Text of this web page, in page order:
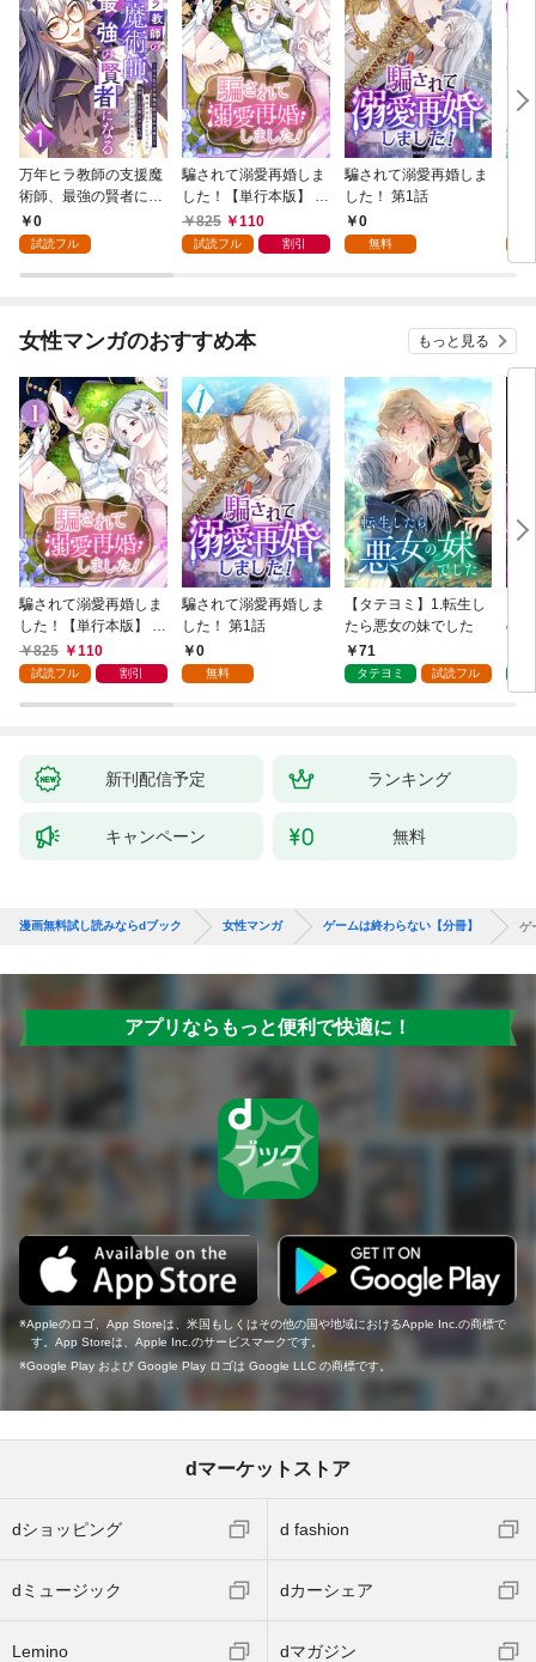
万年ヒラ教師の支援魔
術師、最強の賢者にな
る～不人気の支援魔術
師は給料泥棒だと魔術
が、出世した元教え子
らない件～ 第1話
0
試読フル
騙されて溺愛再婚しま
した！【単行本版】 1
巻825 110
試読フル 割引
騙されて溺愛再婚しま
した！ 第1話
0
無料
女性マンガのおすすめ本 もっと見る
騙されて溺愛再婚しま
した！【単行本版】 1
巻825 110
試読フル 割引
騙されて溺愛再婚しま
した！ 第1話
0
無料
【タテヨミ】1.転生し
たら悪女の妹でした
71
タテヨミ 試読フル
の
新刊配信予定 ランキング
キャンペーン 無料
漫画無料試し読みならdブック 女性マンガ ゲームは終わらない【分冊】 ゲ
アプリならもっと便利で快適に！
Appleのロゴ、App Storeは、米国もしくはその他の国や地域におけるApple Inc.の商標で
す。App Storeは、Apple Inc.のサービスマークです。
Google Play および Google Play ロゴは Google LLC の商標です。
dマーケットストア
dショッピング d fashion
dミュージック dカーシェア
Lemino dマガジン